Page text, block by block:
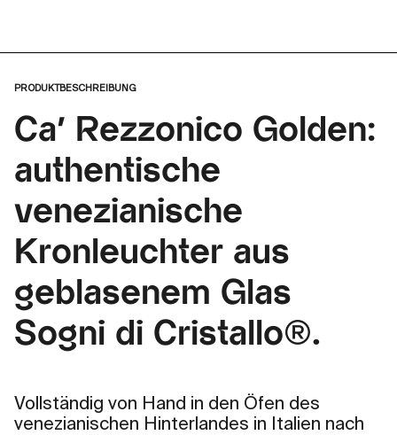
PRODUKTBESCHREIBUNG
Ca' Rezzonico Golden:
authentische
venezianische
Kronleuchter aus
geblasenem Glas
Sogni di Cristallo®.
Vollständig von Hand in den Öfen des
venezianischen Hinterlandes in Italien nach